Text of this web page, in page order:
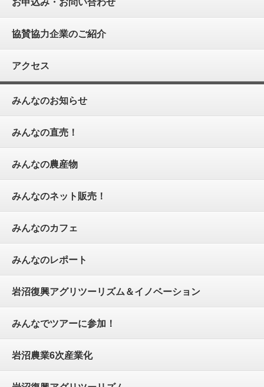
協賛協力企業のご紹介
アクセス
みんなのお知らせ
みんなの直売！
みんなの農産物
みんなのネット販売！
みんなのカフェ
みんなのレポート
岩沼復興アグリツーリズム＆イノベーション
みんなでツアーに参加！
岩沼農業6次産業化